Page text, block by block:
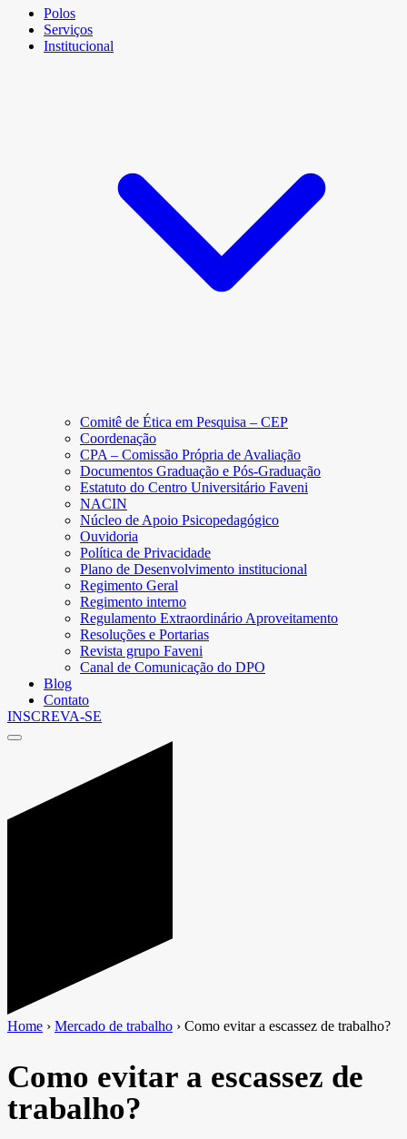
Polos
Serviços
Institucional
Comitê de Ética em Pesquisa – CEP
Coordenação
CPA – Comissão Própria de Avaliação
Documentos Graduação e Pós-Graduação
Estatuto do Centro Universitário Faveni
NACIN
Núcleo de Apoio Psicopedagógico
Ouvidoria
Política de Privacidade
Plano de Desenvolvimento institucional
Regimento Geral
Regimento interno
Regulamento Extraordinário Aproveitamento
Resoluções e Portarias
Revista grupo Faveni
Canal de Comunicação do DPO
Blog
Contato
INSCREVA-SE
Home › Mercado de trabalho › Como evitar a escassez de trabalho?
Como evitar a escassez de
trabalho?